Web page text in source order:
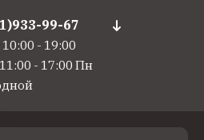
99-67
- 19:00
- 17:00 Пн